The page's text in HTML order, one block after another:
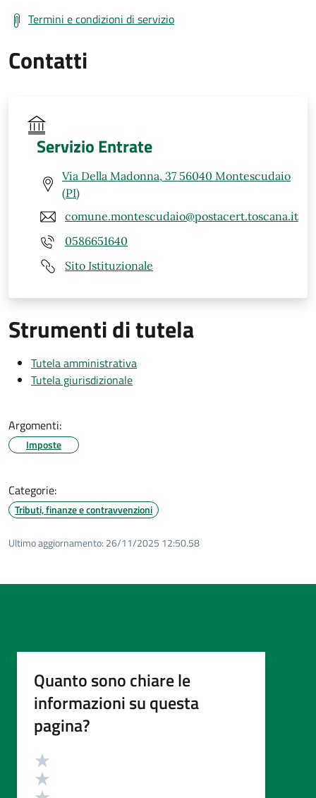
Termini e condizioni di servizio
Contatti
Servizio Entrate
Via Della Madonna, 37 56040 Montescudaio
(PI)
comune.montescudaio@postacert.toscana.it
0586651640
Sito Istituzionale
Strumenti di tutela
Tutela amministrativa
Tutela giurisdizionale
Argomenti:
Imposte
Categorie:
Tributi, finanze e contravvenzioni
Ultimo aggiornamento: 26/11/2025 12:50.58
Quanto sono chiare le
informazioni su questa
pagina?
Valutazione